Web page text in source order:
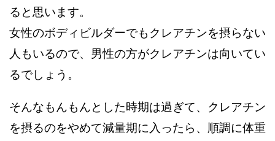
ると思います。
女性のボディビルダーでもクレアチンを摂らない
人もいるので、男性の方がクレアチンは向いてい
るでしょう。
そんなもんもんとした時期は過ぎて、クレアチン
を摂るのをやめて減量期に入ったら、順調に体重